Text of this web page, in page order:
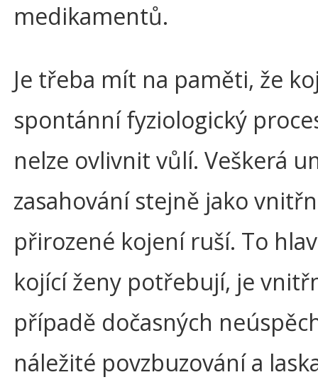
medikamentů.
Je třeba mít na paměti, že
spontánní fyziologický
nelze ovlivnit vůlí. Veškerá
zasahování stejně jako
přirozené kojení ruší. To
kojící ženy potřebují, je
případě dočasných
náležité povzbuzování a